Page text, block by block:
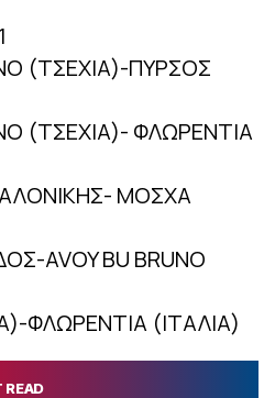
(ΤΣΕΧΙΑ)-ΠΥΡΣΟΣ
(ΤΣΕΧΙΑ)- ΦΛΩΡΕΝΤΙΑ
ΜΟΣΧΑ
AVOY BU BRUNO
ΦΛΩΡΕΝΤΙΑ (ΙΤΑΛΙΑ)
READ